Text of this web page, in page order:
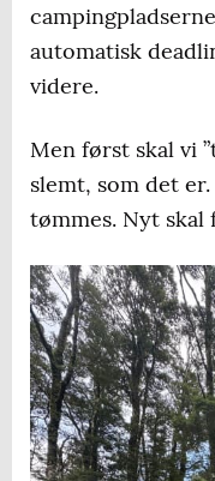
automatisk
videre.
Men først skal vi
slemt, som det
tømmes. Nyt skal